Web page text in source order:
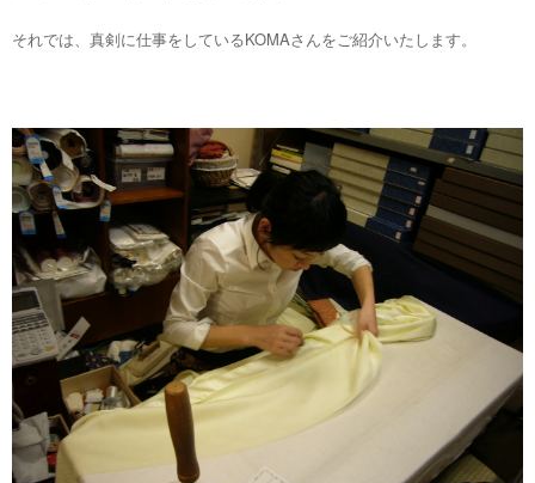
それでは、真剣に仕事をしているKOMAさんをご紹介いたします。